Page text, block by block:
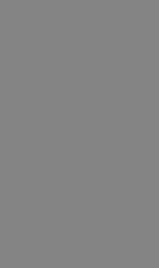
venite, iar altele au
au gasit rezolvarea,
prezentat solutii din
apel si ale instantei
2004, am speranta
lecturarea acestei